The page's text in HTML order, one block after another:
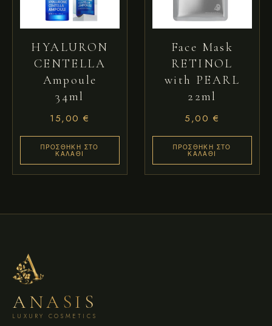
HYALURON
CENTELLA
Ampoule
34ml
15,00€
ΠΡΟΣΘΉΚΗ ΣΤΟ
ΚΑΛΆΘΙ
Face Mask
RETINOL
with PEARL
22ml
5,00€
ΠΡΟΣΘΉΚΗ ΣΤΟ
ΚΑΛΆΘΙ
ANASIS
LUXURY COSMETICS